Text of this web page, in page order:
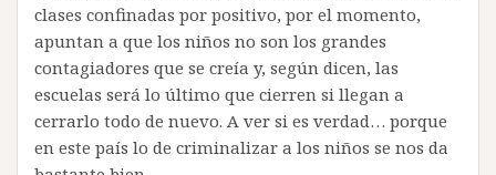
clases confinadas por positivo, por el momento,
apuntan a que los niños no son los grandes
contagiadores que se creía y, según dicen, las
escuelas será lo último que cierren si llegan a
cerrarlo todo de nuevo. A ver si es verdad… porque
en este país lo de criminalizar a los niños se nos da